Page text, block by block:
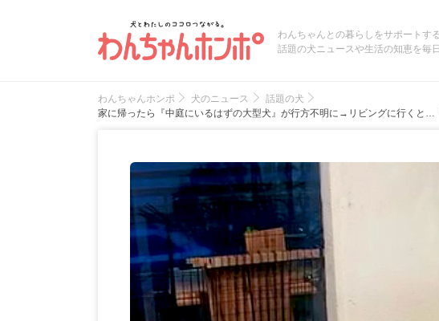
わんちゃんとの暮らしをサポートす
話題の犬ニュースや生活の知恵を毎
わんちゃんホンポ 犬のニュース
話題の犬
家に帰ったら『中庭にいるはずの大型犬』が行方不明に→リビングに行くと